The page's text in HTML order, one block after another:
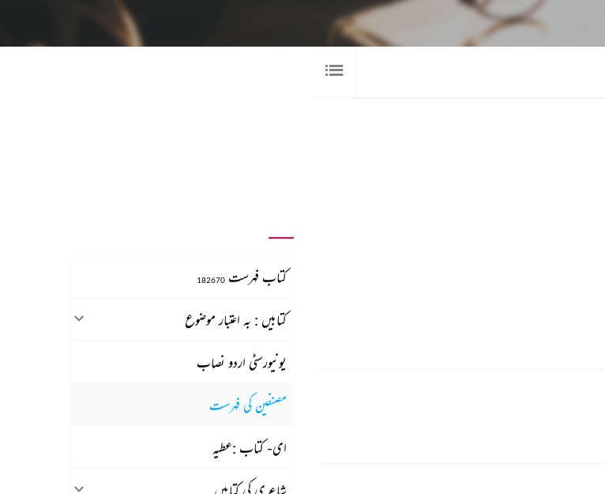
کتاب فہرست 182670
کتابیں : بہ اعتبار موضوع
یونیورسٹی اردو نصاب
مصنفین کی فہرست
ای- کتاب :عطیہ
شاعری کی کتابیں